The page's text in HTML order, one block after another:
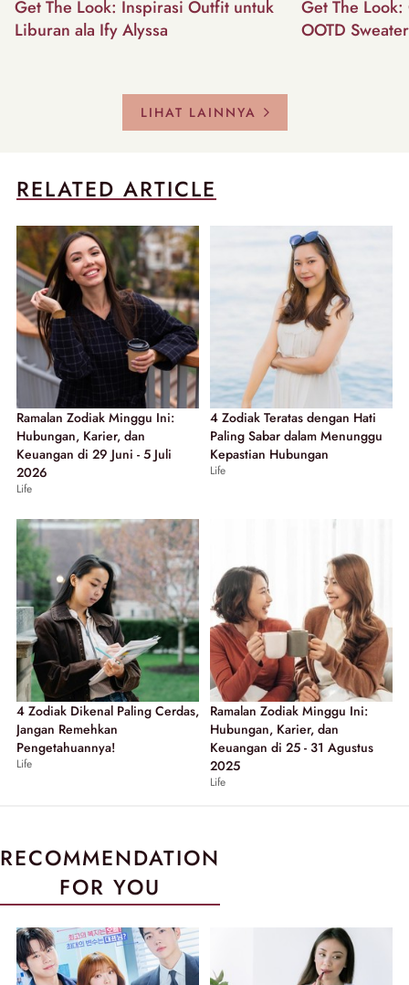
Get The Look: Inspirasi Outfit untuk
Liburan ala Ify Alyssa
Get The
OOTD
LIHAT LAINNYA
RELATED ARTICLE
Ramalan Zodiak Minggu Ini:
Hubungan, Karier, dan
Keuangan di 29 Juni - 5 Juli
2026
Life
4 Zodiak Teratas dengan Hati
Paling Sabar dalam Menunggu
Kepastian Hubungan
Life
4 Zodiak Dikenal Paling Cerdas,
Jangan Remehkan
Pengetahuannya!
Life
Ramalan Zodiak Minggu Ini:
Hubungan, Karier, dan
Keuangan di 25 - 31 Agustus
2025
Life
RECOMMENDATION
FOR YOU